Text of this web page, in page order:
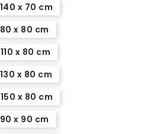
140 x 70 cm
80 x 80 cm
110 x 80 cm
130 x 80 cm
150 x 80 cm
90 x 90 cm